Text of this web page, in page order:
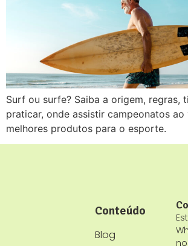
Surf ou surfe? Saiba a origem, regras,
praticar, onde assistir campeonatos
melhores produtos para o esporte.
Conteúdo
Blog